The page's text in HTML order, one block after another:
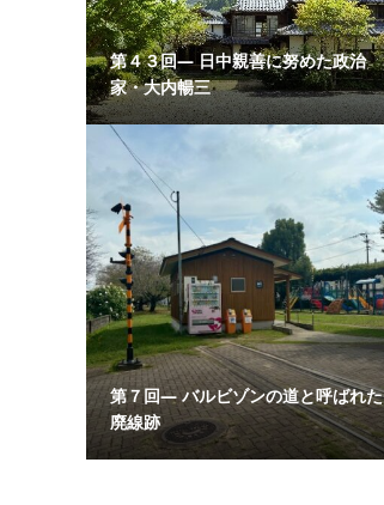
第４３回― 日中親善に努めた政治
家・大内暢三
第７回― バルビゾンの道と呼ばれた
廃線跡